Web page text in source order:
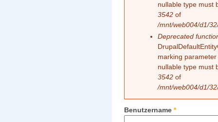
nullable type must
3542 of
/mnt/web004/d1/
Deprecated
marking
nullable type must
3542 of
/mnt/web004/d1/
Benutzername *